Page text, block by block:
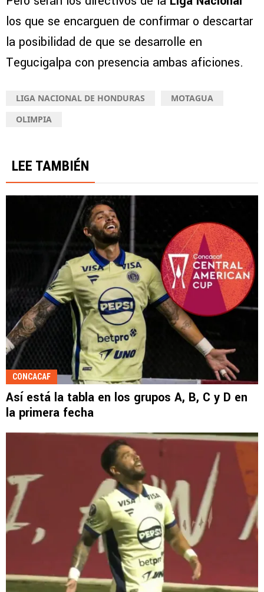
los que se encarguen de confirmar o descartar
la posibilidad de que se desarrolle en
Tegucigalpa con presencia ambas aficiones.
LIGA NACIONAL DE HONDURAS
MOTAGUA
OLIMPIA
LEE TAMBIÉN
CONCACAF
Así está la tabla en los grupos A, B, C y D en
la primera fecha